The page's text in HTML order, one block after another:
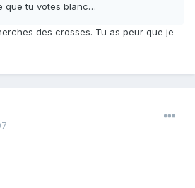
que tu votes blanc…
des crosses. Tu as peur que je